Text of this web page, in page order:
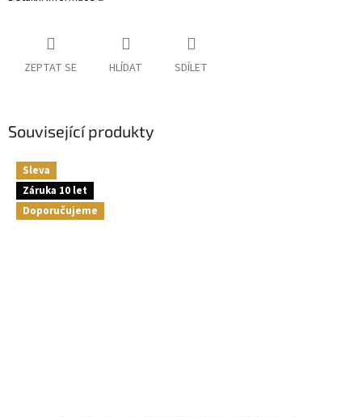
ZEPTAT SE HLÍDAT SDÍLET
Související produkty
Sleva
Záruka 10 let
Doporučujeme